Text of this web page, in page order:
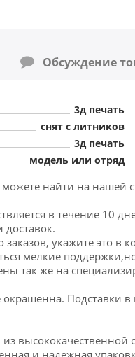
Обсуждение
3д печать
снят с литников
3д печать
модель или отряд
найти на нашей
в течение 10
доставок.
заказов, укажите это
мелкие
так же на
Подставки в
и надежная